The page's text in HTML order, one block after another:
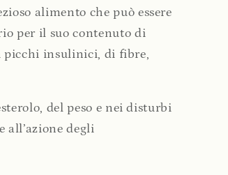
alimento che può essere
per il suo contenuto di
picchi insulinici, di fibre,
del peso e nei disturbi
degli